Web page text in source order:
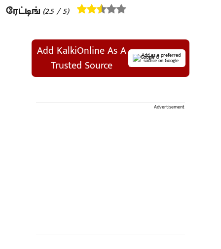
ரேட்டிங் (2.5/ 5)
Add KalkiOnline As A
Trusted Source
Add as a preferred
source on Google
Advertisement